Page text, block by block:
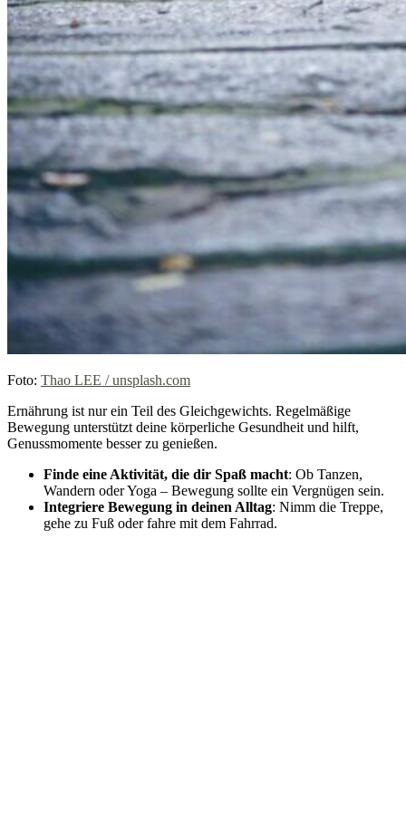
Foto: Thao LEE / unsplash.com
Ernährung ist nur ein Teil des Gleichgewichts. Regelmäßige
Bewegung unterstützt deine körperliche Gesundheit und hilft,
Genussmomente besser zu genießen.
Finde eine Aktivität, die dir Spaß macht: Ob Tanzen,
Wandern oder Yoga – Bewegung sollte ein Vergnügen sein.
Integriere Bewegung in deinen Alltag: Nimm die Treppe,
gehe zu Fuß oder fahre mit dem Fahrrad.